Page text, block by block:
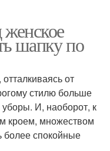
шапку по
от
стилю больше
И, наоборот, к
кроем, множеством
более спокойные